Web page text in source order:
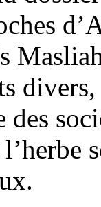
des